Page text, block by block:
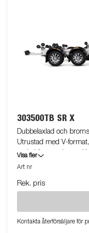
303500TB SR X
Dubbelaxlad och
Utrustad med V-
goda köregenskaper.
båtens skrov. Tippbar
super soft kölrullar, en
chassi för lång
chassi. Vattentäta
vinsch och vinschtorn
Visa fler
Art nr
Rek. pris
Kontakta återförsäljare för